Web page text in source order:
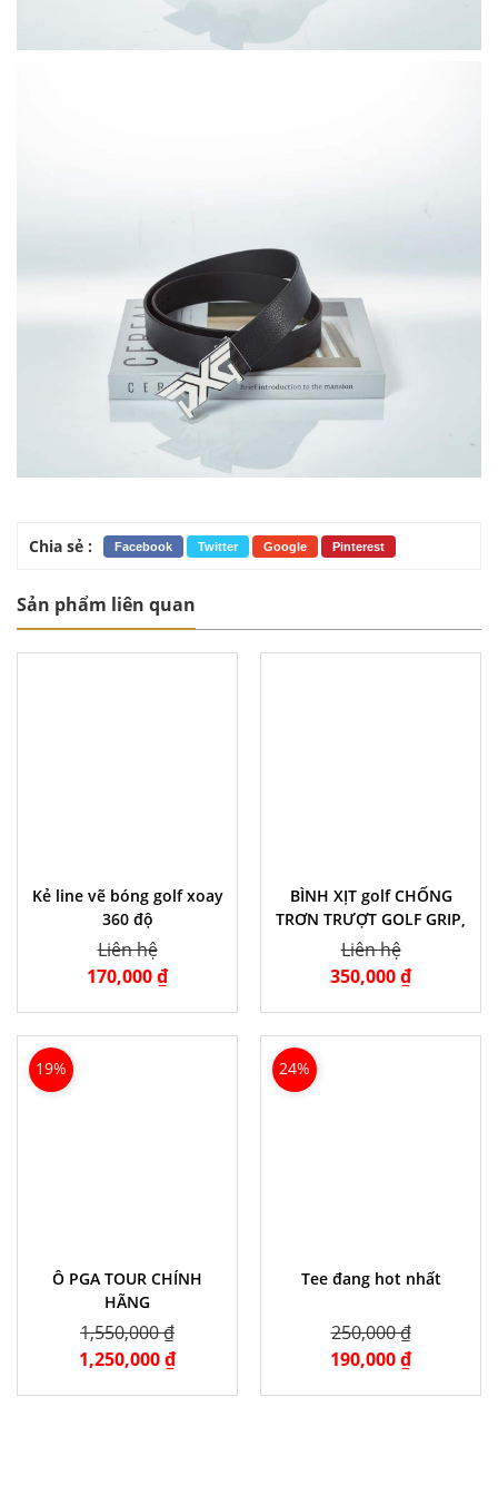
Chia sẻ : Facebook Twitter Google Pinterest
Sản phẩm liên quan
Kẻ line vẽ bóng golf xoay
360 độ
Liên hệ
170,000 ₫
BÌNH XỊT golf CHỐNG
TRƠN TRƯỢT GOLF GRIP,
KHỬ KHUẨN HÚT ẨM TAY
CÂM
Liên hệ
350,000 ₫
19%
Ô PGA TOUR CHÍNH
HÃNG
1,550,000 ₫
1,250,000 ₫
24%
Tee đang hot nhất
250,000 ₫
190,000 ₫